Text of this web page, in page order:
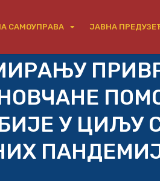
САМОУПРАВА ЈАВНА
У